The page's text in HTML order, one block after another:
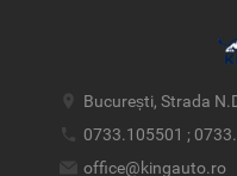
București, Strada
0733.105501 ;
office@kingauto.ro